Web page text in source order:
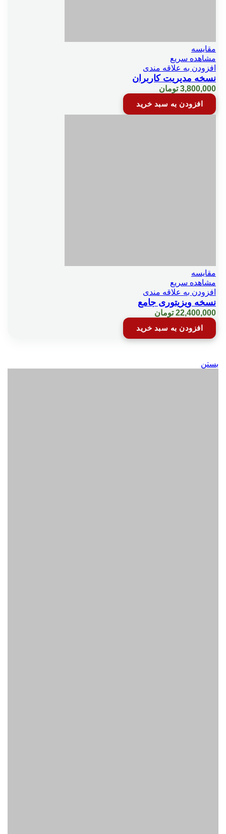
مقایسه
مشاهده سریع
افزودن به علاقه مندی
نسخه مدیریت کاربران
3,800,000 تومان
افزودن به سبد خرید
مقایسه
مشاهده سریع
افزودن به علاقه مندی
نسخه ویزیتوری جامع
22,400,000 تومان
افزودن به سبد خرید
بستن